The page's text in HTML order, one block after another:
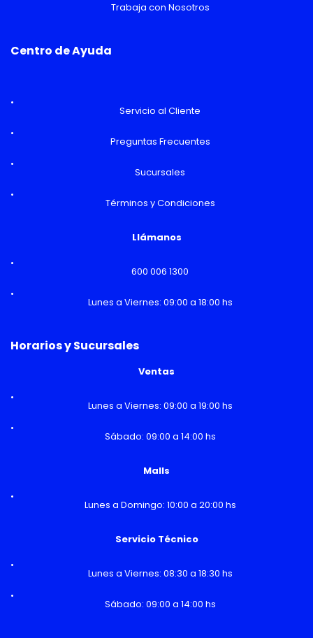
Trabaja con Nosotros
Centro de Ayuda
Servicio al Cliente
Preguntas Frecuentes
Sucursales
Términos y Condiciones
Llámanos
600 006 1300
Lunes a Viernes: 09:00 a 18:00 hs
Horarios y Sucursales
Ventas
Lunes a Viernes: 09:00 a 19:00 hs
Sábado: 09:00 a 14:00 hs
Malls
Lunes a Domingo: 10:00 a 20:00 hs
Servicio Técnico
Lunes a Viernes: 08:30 a 18:30 hs
Sábado: 09:00 a 14:00 hs